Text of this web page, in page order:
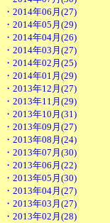
・2014年06月(27)
・2014年05月(29)
・2014年04月(26)
・2014年03月(27)
・2014年02月(25)
・2014年01月(29)
・2013年12月(27)
・2013年11月(29)
・2013年10月(31)
・2013年09月(27)
・2013年08月(24)
・2013年07月(30)
・2013年06月(22)
・2013年05月(30)
・2013年04月(27)
・2013年03月(27)
・2013年02月(28)